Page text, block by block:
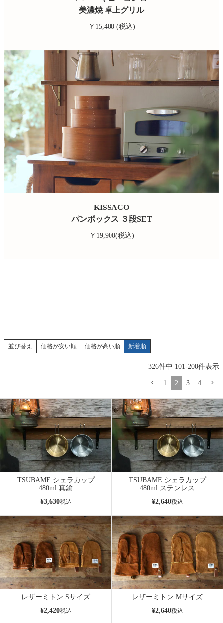
美濃焼 卓上グリル
￥15,400 (税込)
KISSACO
パンボックス ３段SET
￥19,900(税込)
並び替え 価格が安い順 価格が高い順 新着順
326件中 101 -200件表示
1 2 3 4
TSUBAME シェラカップ
480ml 真鍮
¥3,630税込
TSUBAME シェラカップ
480ml ステンレス
¥2,640税込
レザーミトン Sサイズ
¥2,420税込
レザーミトン Mサイズ
¥2,640税込